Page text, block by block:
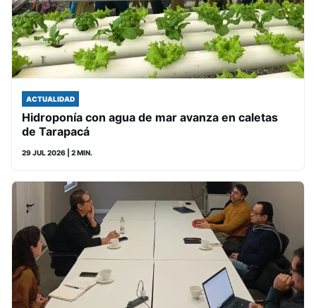
ACTUALIDAD
Hidroponía con agua de mar avanza en caletas
de Tarapacá
29 JUL 2026 | 2 MIN.